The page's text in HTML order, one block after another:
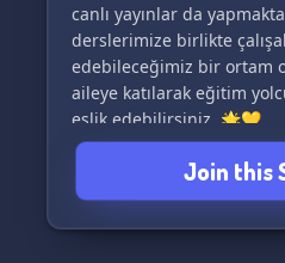
canlı yayınlar da
derslerimize birlikte
edebileceğimiz bir ortam
aileye katılarak eğitim
eşlik edebilirsiniz. 🌟💛
Sunucuya gelmek için
Join this